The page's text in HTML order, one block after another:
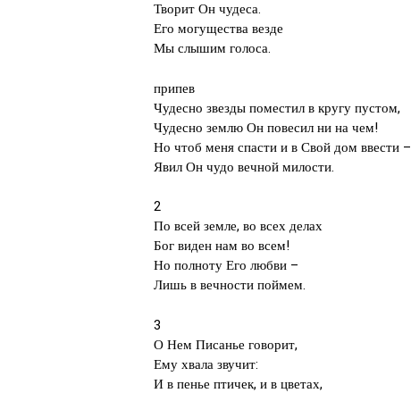
Творит Он чудеса.
Его могущества везде
Мы слышим голоса.
припев
Чудесно звезды поместил в кругу пустом,
Чудесно землю Он повесил ни на чем!
Но чтоб меня спасти и в Свой дом ввести –
Явил Он чудо вечной милости.
2
По всей земле, во всех делах
Бог виден нам во всем!
Но полноту Его любви –
Лишь в вечности поймем.
3
О Нем Писанье говорит,
Ему хвала звучит:
И в пенье птичек, и в цветах,